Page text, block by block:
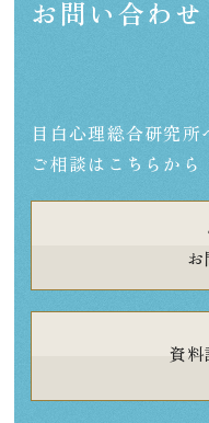
お問い合わせ
目白心理総合研究所
ご相談はこちらから
お
資料